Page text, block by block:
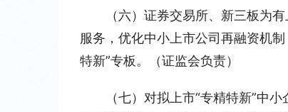
（六）证券交易所、新三板为
服务，优化中小上市公司再融资机
特新”专板。（证监会负责）
（七）对拟上市“专精特新”中